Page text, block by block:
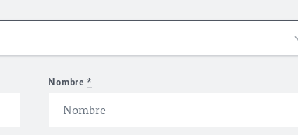
Nombre*